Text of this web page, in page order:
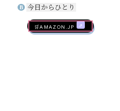
B 今日からひとり
🛒AMAZON.jp